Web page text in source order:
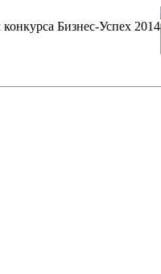
Бизнес-Успех 2014